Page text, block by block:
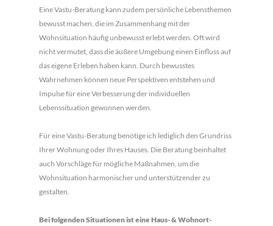
Eine Vastu-Beratung kann zudem persönliche Lebensthemen
bewusst machen, die im Zusammenhang mit der
Wohnsituation häufig unbewusst erlebt werden. Oft wird
nicht vermutet, dass die äußere Umgebung einen Einfluss auf
das eigene Erleben haben kann. Durch bewusstes
Wahrnehmen können neue Perspektiven entstehen und
Impulse für eine Verbesserung der individuellen
Lebenssituation gewonnen werden.
Für eine Vastu-Beratung benötige ich lediglich den Grundriss
Ihrer Wohnung oder Ihres Hauses. Die Beratung beinhaltet
auch Vorschläge für mögliche Maßnahmen, um die
Wohnsituation harmonischer und unterstützender zu
gestalten.
Bei folgenden Situationen ist eine Haus- & Wohnort-